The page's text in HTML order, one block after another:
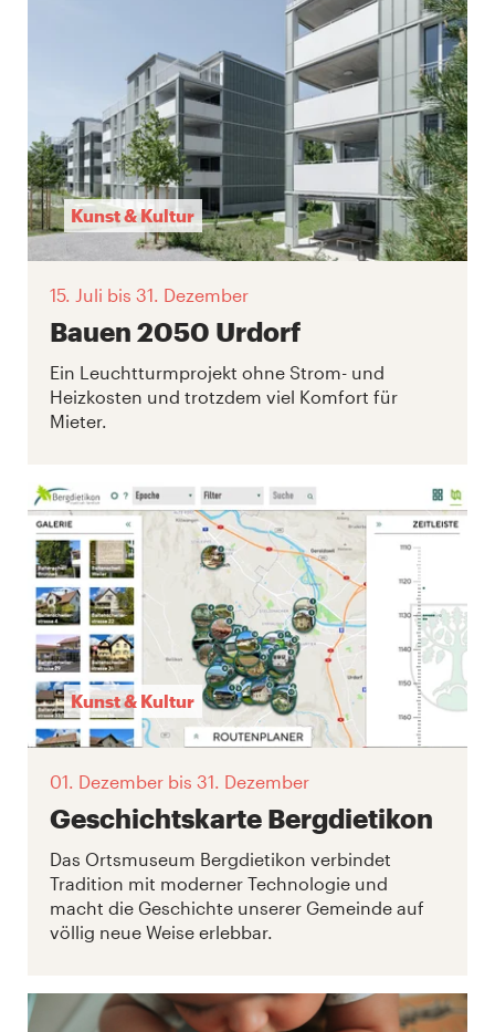
Kunst & Kultur
15. Juli bis 31. Dezember
Bauen 2050 Urdorf
Ein Leuchtturmprojekt ohne Strom- und
Heizkosten und trotzdem viel Komfort für
Mieter.
Kunst & Kultur
01. Dezember bis 31. Dezember
Geschichtskarte Bergdietikon
Das Ortsmuseum Bergdietikon verbindet
Tradition mit moderner Technologie und
macht die Geschichte unserer Gemeinde auf
völlig neue Weise erlebbar.